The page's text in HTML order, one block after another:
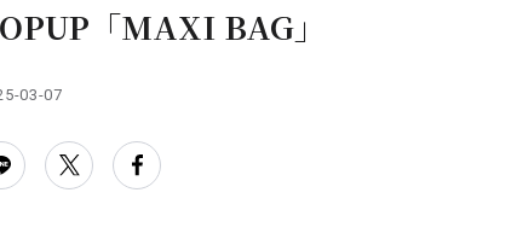
「MAXI BAG」
03-07